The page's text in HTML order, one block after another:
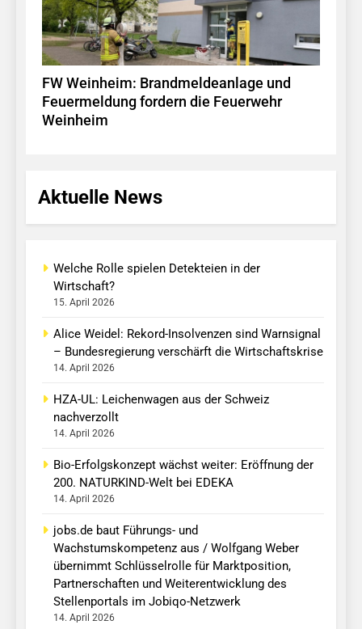
FW Weinheim: Brandmeldeanlage und
Feuermeldung fordern die Feuerwehr
Weinheim
Aktuelle News
Welche Rolle spielen Detekteien in der
Wirtschaft?
15. April 2026
Alice Weidel: Rekord-Insolvenzen sind Warnsignal
– Bundesregierung verschärft die Wirtschaftskrise
14. April 2026
HZA-UL: Leichenwagen aus der Schweiz
nachverzollt
14. April 2026
Bio-Erfolgskonzept wächst weiter: Eröffnung der
200. NATURKIND-Welt bei EDEKA
14. April 2026
jobs.de baut Führungs- und
Wachstumskompetenz aus / Wolfgang Weber
übernimmt Schlüsselrolle für Marktposition,
Partnerschaften und Weiterentwicklung des
Stellenportals im Jobiqo-Netzwerk
14. April 2026